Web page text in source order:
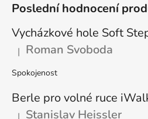
Poslední hodnocení
Vycházkové hole Soft
Hodnocení produktu je 5 z 5
| Roman Svoboda
Spokojenost
Berle pro volné ruce
Stanislav Heissler